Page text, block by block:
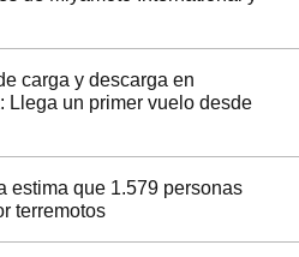
carga y descarga en
Llega un primer vuelo desde
estima que 1.579 personas
terremotos